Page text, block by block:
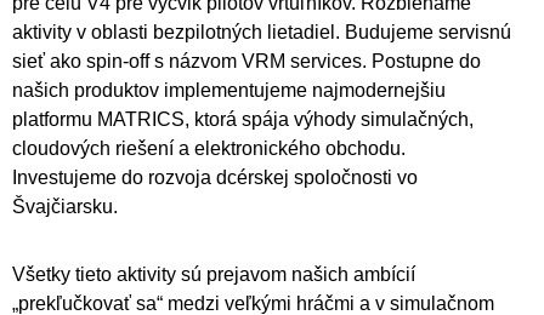
aktivity v oblasti bezpilotných lietadiel. Budujeme servisnú
sieť ako spin-off s názvom VRM services. Postupne do
našich produktov implementujeme najmodernejšiu
platformu MATRICS, ktorá spája výhody simulačných,
cloudových riešení a elektronického obchodu.
Investujeme do rozvoja dcérskej spoločnosti vo
Švajčiarsku.
Všetky tieto aktivity sú prejavom našich ambícií
„prekľučkovať sa“ medzi veľkými hráčmi a v simulačnom